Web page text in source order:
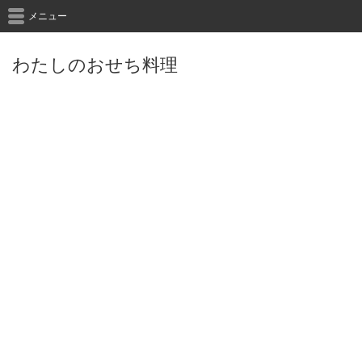
わたしのおせち料理
メニュー